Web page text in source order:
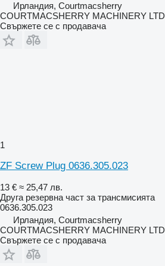
Ирландия, Courtmacsherry
COURTMACSHERRY MACHINERY LTD
Свържете се с продавача
1
ZF Screw Plug 0636.305.023
13 € ≈ 25,47 лв.
Друга резервна част за трансмисията
0636.305.023
Ирландия, Courtmacsherry
COURTMACSHERRY MACHINERY LTD
Свържете се с продавача